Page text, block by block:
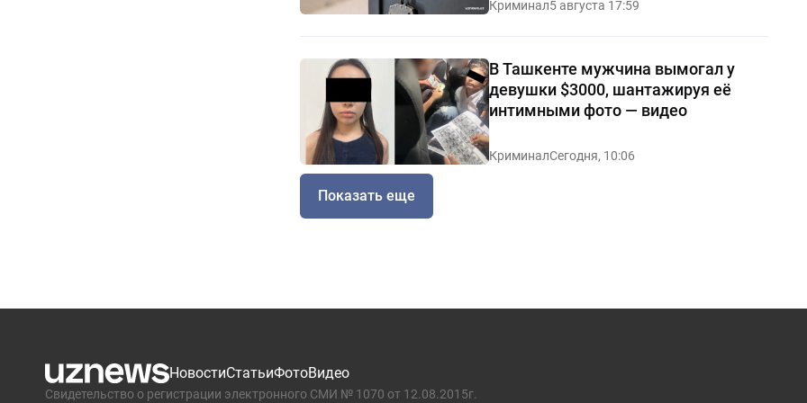
Криминал5 августа 17:59
В Ташкенте мужчина вымогал у
девушки $3000, шантажируя её
интимными фото — видео
КриминалСегодня, 10:06
Показать еще
НовостиСтатьиФотоВидео
Свидетельство о регистрации электронного СМИ № 1070 от 12.08.2015г.